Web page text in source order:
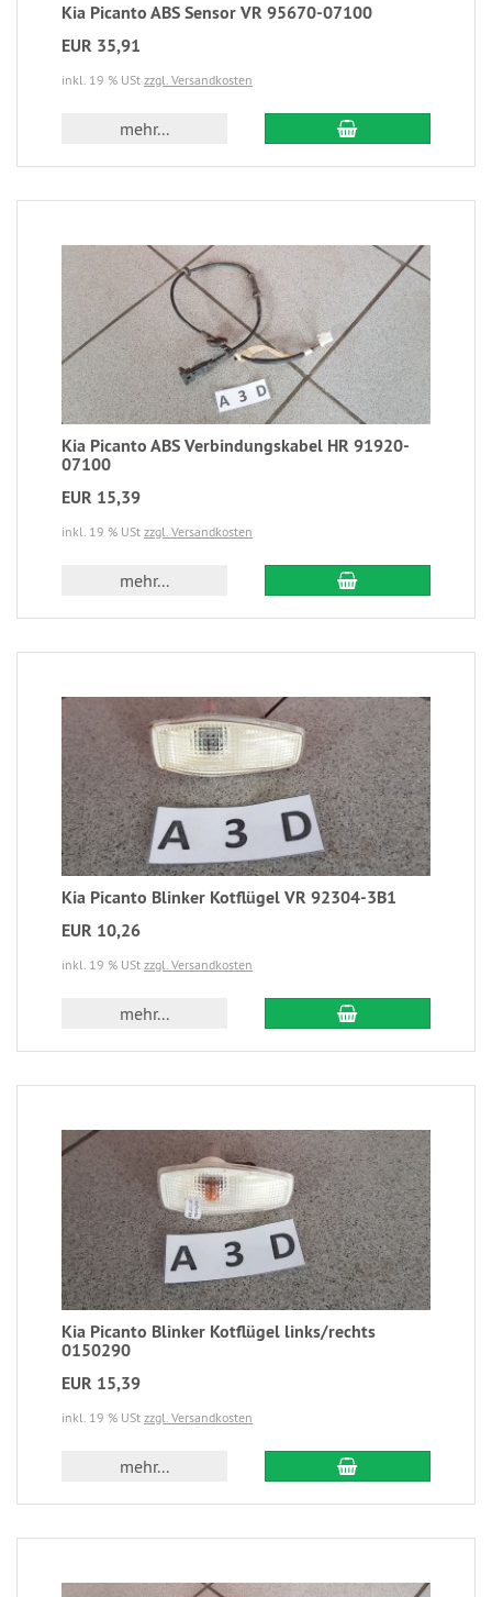
Kia Picanto ABS Sensor VR 95670-07100
EUR 35,91
inkl. 19 % USt zzgl. Versandkosten
mehr...
Kia Picanto ABS Verbindungskabel HR 91920-
07100
EUR 15,39
inkl. 19 % USt zzgl. Versandkosten
mehr...
Kia Picanto Blinker Kotflügel VR 92304-3B1
EUR 10,26
inkl. 19 % USt zzgl. Versandkosten
mehr...
Kia Picanto Blinker Kotflügel links/rechts
0150290
EUR 15,39
inkl. 19 % USt zzgl. Versandkosten
mehr...